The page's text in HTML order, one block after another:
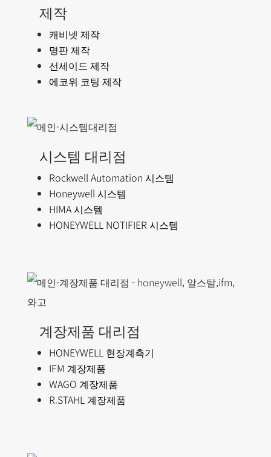
제작
캐비넷 제작
명판 제작
선세이드 제작
에코위 코팅 제작
시스템 대리점
Rockwell Automation 시스템
Honeywell 시스템
HIMA 시스템
HONEYWELL NOTIFIER 시스템
계장제품 대리점
HONEYWELL 현장계측기
IFM 계장제품
WAGO 계장제품
R.STAHL 계장제품